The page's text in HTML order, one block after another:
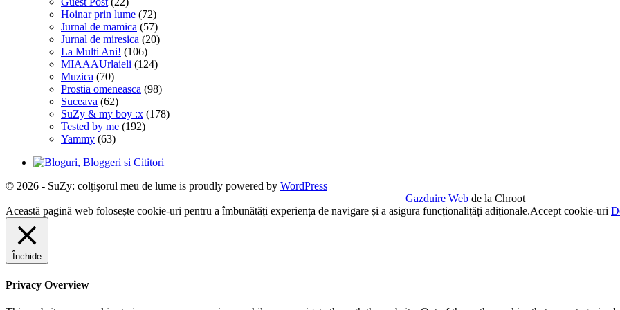
Hoinar prin lume (72)
Jurnal de mamica (57)
Jurnal de miresica (20)
La Multi Ani! (106)
MIAAAUrlaieli (124)
Muzica (70)
Prostia omeneasca (98)
Suceava (62)
SuZy & my boy :x (178)
Tested by me (192)
Yammy (63)
© 2026 - SuZy: colţişorul meu de lume is proudly powered by WordPress
Gazduire Webde la Chroot
Această pagină web folosește cookie-uri pentru a îmbunătăți experiența de navigare și a asigura funcționalițăți adiționale.Accept cookie-uri
Închide
Privacy Overview